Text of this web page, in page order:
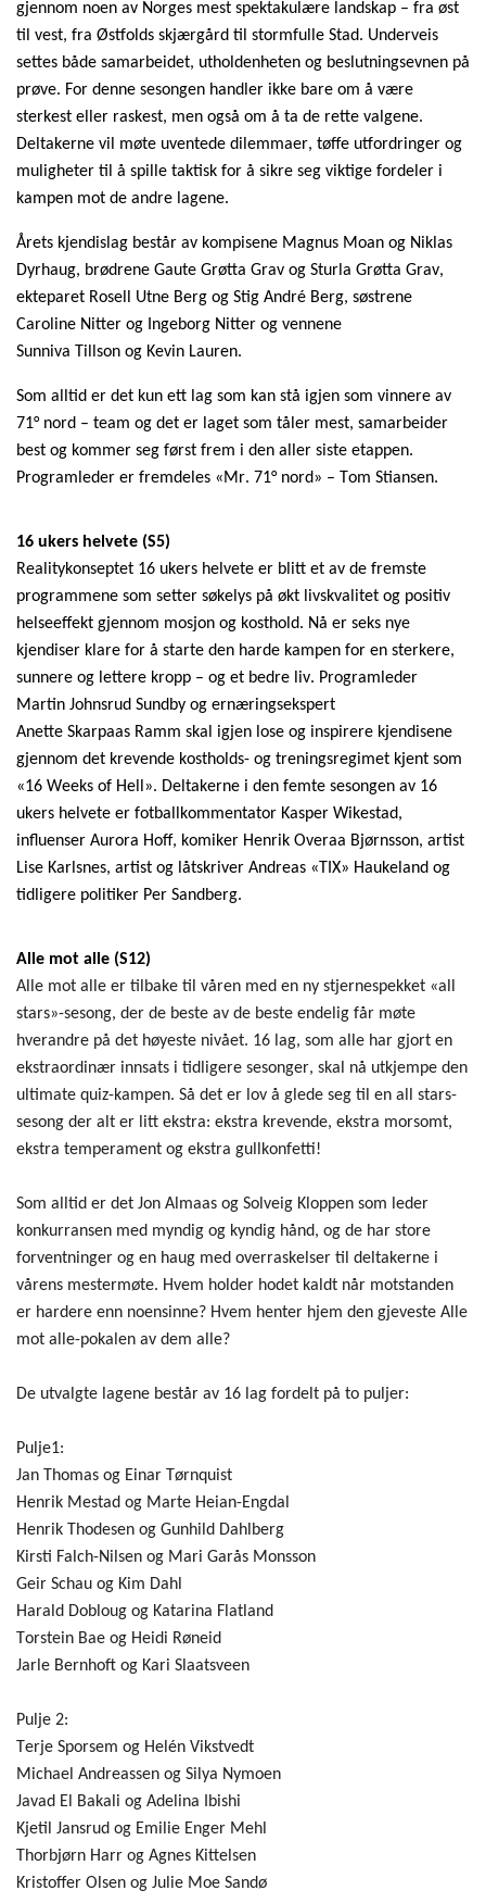
gjennom noen av Norges mest spektakulære landskap – fra øst
til vest, fra Østfolds skjærgård til stormfulle Stad. Underveis
settes både samarbeidet, utholdenheten og beslutningsevnen på
prøve. For denne sesongen handler ikke bare om å være
sterkest eller raskest, men også om å ta de rette valgene.
Deltakerne vil møte uventede dilemmaer, tøffe utfordringer og
muligheter til å spille taktisk for å sikre seg viktige fordeler i
kampen mot de andre lagene.
Årets kjendislag består av kompisene Magnus Moan og Niklas
Dyrhaug, brødrene Gaute Grøtta Grav og Sturla Grøtta Grav,
ekteparet Rosell Utne Berg og Stig André Berg, søstrene
Caroline Nitter og Ingeborg Nitter og vennene
Sunniva Tillson og Kevin Lauren.
Som alltid er det kun ett lag som kan stå igjen som vinnere av
71° nord – team og det er laget som tåler mest, samarbeider
best og kommer seg først frem i den aller siste etappen.
Programleder er fremdeles «Mr. 71° nord» – Tom Stiansen.
16 ukers helvete (S5)
Realitykonseptet 16 ukers helvete er blitt et av de fremste
programmene som setter søkelys på økt livskvalitet og positiv
helseeffekt gjennom mosjon og kosthold. Nå er seks nye
kjendiser klare for å starte den harde kampen for en sterkere,
sunnere og lettere kropp – og et bedre liv. Programleder
Martin Johnsrud Sundby og ernæringsekspert
Anette Skarpaas Ramm skal igjen lose og inspirere kjendisene
gjennom det krevende kostho lds- og treningsregimet kjent som
«16 Weeks of Hell». Deltakerne i den femte sesongen av 16
ukers helvete er fotballkommentator Kasper Wikestad,
influenser Aurora Hoff, komiker Henrik Overaa Bjørnsson, artist
Lise Karlsnes, artist og låtskriver Andreas «TIX» Haukeland og
tidligere politiker Per Sandberg.
Alle mot alle (S12)
Alle mot alle er tilbake til våren med en ny stjernespekket «all
stars»-sesong, der de beste av de beste endelig får møte
hverandre på det høyeste nivået. 16 lag, som alle har gjort en
ekstraordinær innsats i tidligere sesonger, skal nå utkjempe den
ultimate quiz-kampen. Så det er lov å glede seg til en all stars-
sesong der alt er litt ekstra: ekstra krevende, ekstra morsomt,
ekstra temperament og ekstra gullkonfetti!
Som alltid er det Jon Almaas og Solveig Kloppen som leder
konkurransen med myndig og kyndig hånd, og de har store
forventninger og en haug med overraskelser til deltakerne i
vårens mestermøte. Hvem holder hodet kaldt når motstanden
er hardere enn noensinne? Hvem henter hjem den gjeveste Alle
mot alle-pokalen av dem alle?
De utvalgte lagene består av 16 lag fordelt på to puljer:
Pulje1:
Jan Thomas og Einar Tørnquist
Henrik Mestad og Marte Heian-Engdal
Henrik Thodesen og Gunhild Dahlberg
Kirsti Falch-Nilsen og Mari Garås Monsson
Geir Schau og Kim Dahl
Harald Dobloug og Katarina Flatland
Torstein Bae og Heidi Røneid
Jarle Bernhoft og Kari Slaatsveen
Pulje 2:
Terje Sporsem og Helén Vikstvedt
Michael Andreassen og Silya Nymoen
Javad El
Bakali og Adelina
Ibishi
Kjetil Jansrud og Emilie Enger Mehl
Thorbjørn Harr og Agnes Kittelsen
Kristoffer Olsen og Julie Moe Sandø